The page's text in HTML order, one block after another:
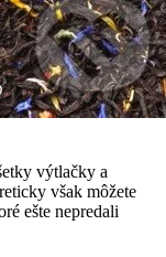
výtlačky a
však môžete
ešte nepredali